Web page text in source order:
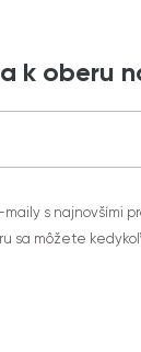
k oberu
s najnovšími
sa môžete